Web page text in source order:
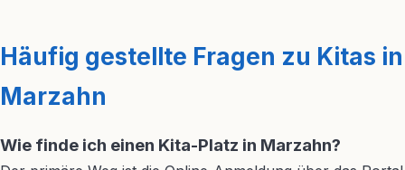
Häufig gestellte Fragen zu Kitas in
Marzahn
Wie finde ich einen Kita-Platz in Marzahn?